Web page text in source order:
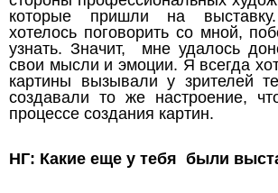
которые пришли на
хотелось поговорить со мной,
узнать. Значит, мне удалось
свои мысли и эмоции. Я всегда
картины вызывали у зрителей
создавали то же настроение,
процессе создания картин.
НГ: Какие еще у тебя были